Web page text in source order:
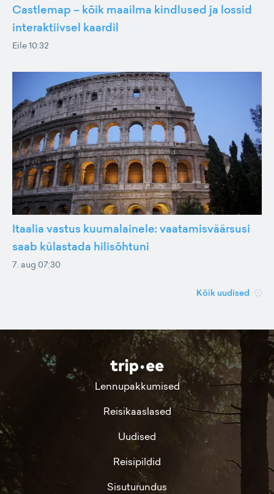
Castlemap – kõik maailma kindlused ja lossid
interaktiivsel kaardil
Eile 10:32
Itaalia vastus kuumalainele: vaatamisväärsusi
saab külastada hilisõhtuni
7. aug 07:30
Kõik uudised
Lennupakkumised
Reisikaaslased
Uudised
Reisipildid
Sisuturundus